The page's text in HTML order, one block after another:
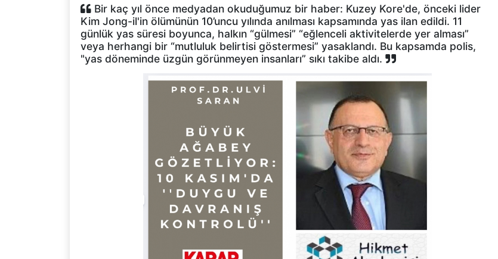
Bir kaç yıl önce medyadan okuduğumuz bir haber: Kuzey Kore'de, önceki lider
Kim Jong-il'in ölümünün 10’uncu yılında anılması kapsamında yas ilan edildi. 11
günlük yas süresi boyunca, halkın “gülmesi” “eğlenceli aktivitelerde yer alması”
veya herhangi bir “mutluluk belirtisi göstermesi” yasaklandı. Bu kapsamda polis,
"yas döneminde üzgün görünmeyen insanları” sıkı takibe aldı.